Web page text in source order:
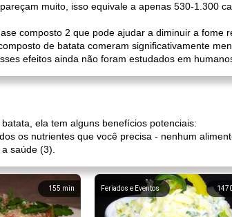
muito, isso equivale a apenas 530-1.300
composto 2 que pode ajudar a diminuir a fome
de batata comeram significativamente
efeitos ainda não foram estudados em
ela tem alguns benefícios potenciais:
os nutrientes que você precisa - nenhum
saúde (3).
155 min Feriados e Eventos